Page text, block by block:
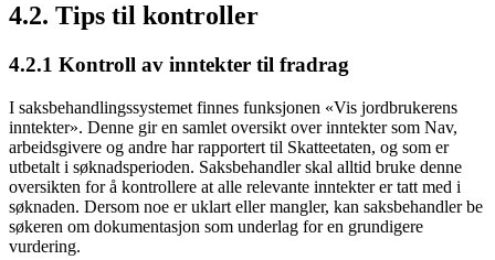
4.2. Tips til kontroller
4.2.1 Kontroll av inntekter til fradrag
I saksbehandlingssystemet finnes funksjonen «Vis jordbrukerens
inntekter». Denne gir en samlet oversikt over inntekter som Nav,
arbeidsgivere og andre har rapportert til Skatteetaten, og som er
utbetalt i søknadsperioden. Saksbehandler skal alltid bruke denne
oversikten for å kontrollere at alle relevante inntekter er tatt med i
søknaden. Dersom noe er uklart eller mangler, kan saksbehandler be
søkeren om dokumentasjon som underlag for en grundigere
vurdering.